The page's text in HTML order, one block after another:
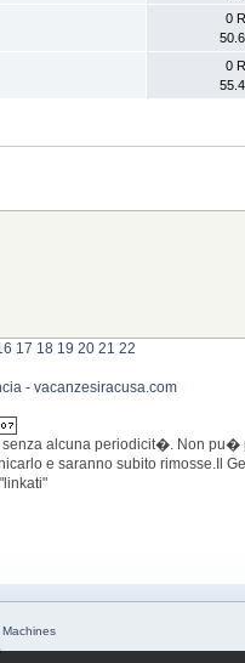
0
0
17 18 19 20 21 22
- vacanzesiracusa.com
alcuna periodicit�. Non
e saranno subito rimosse.Il
Machines